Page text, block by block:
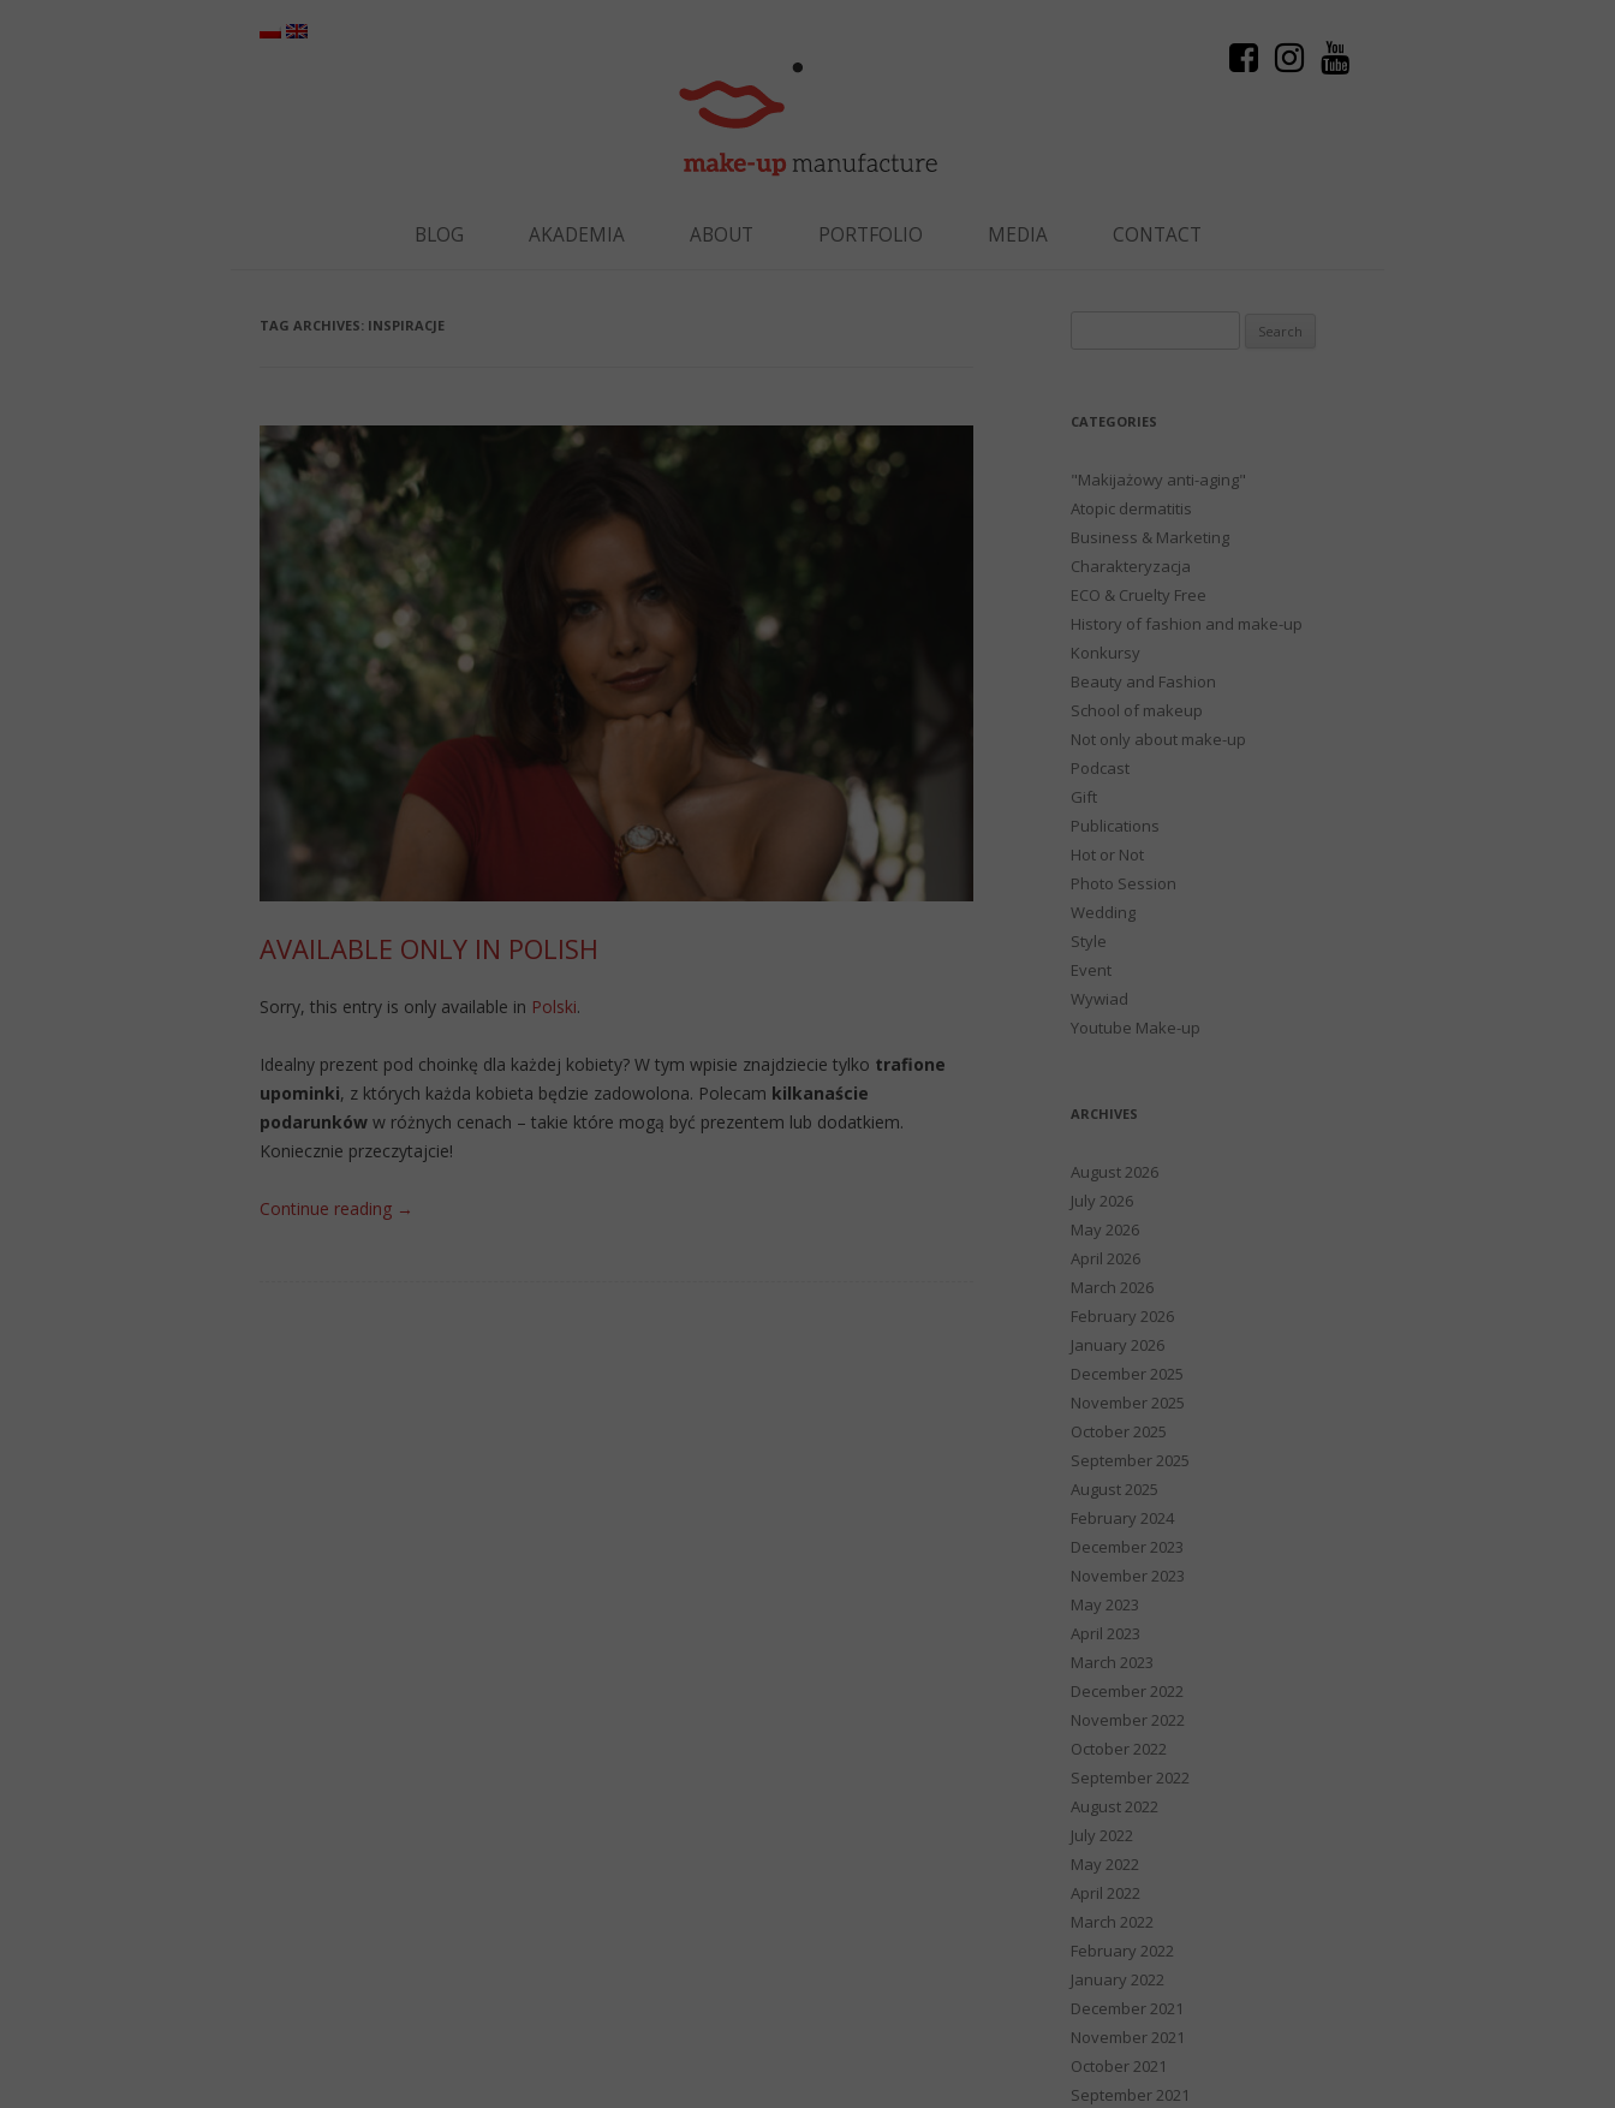
BLOG AKADEMIA ABOUT PORTFOLIO MEDIA CONTACT
TAG ARCHIVES: INSPIRACJE
AVAILABLE ONLY IN POLISH
Sorry, this entry is only available in Polski.
Idealny prezent pod choinkę dla każdej kobiety? W tym wpisie znajdziecie tylko trafione
upominki, z których każda kobieta będzie zadowolona. Polecam kilkanaście
podarunków w różnych cenach – takie które mogą być prezentem lub dodatkiem.
Koniecznie przeczytajcie!
Continue reading →
CATEGORIES
"Makijażowy anti-aging"
Atopic dermatitis
Business & Marketing
Charakteryzacja
ECO & Cruelty Free
History of fashion and make-up
Konkursy
Beauty and Fashion
School of makeup
Not only about make-up
Podcast
Gift
Publications
Hot or Not
Photo Session
Wedding
Style
Event
Wywiad
Youtube Make-up
ARCHIVES
August 2026
July 2026
May 2026
April 2026
March 2026
February 2026
January 2026
December 2025
November 2025
October 2025
September 2025
August 2025
February 2024
December 2023
November 2023
May 2023
April 2023
March 2023
December 2022
November 2022
October 2022
September 2022
August 2022
July 2022
May 2022
April 2022
March 2022
February 2022
January 2022
December 2021
November 2021
October 2021
September 2021